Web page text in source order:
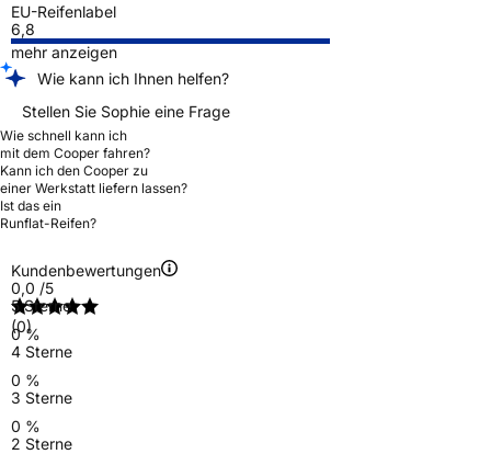
EU-Reifenlabel
6,8
mehr anzeigen
Wie kann ich Ihnen helfen?
Stellen Sie Sophie eine Frage
Wie schnell kann ich
mit dem Cooper fahren?
Kann ich den Cooper zu
einer Werkstatt liefern lassen?
Ist das ein
Runflat-Reifen?
Kundenbewertungen
0,0 /5
(0)
5 Sterne
0 %
4 Sterne
0 %
3 Sterne
0 %
2 Sterne